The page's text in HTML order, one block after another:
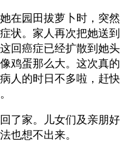
在园田拔萝卜时，突然
状。家人再次把她送到
回癌症已经扩散到她头
鸡蛋那么大。这次真的
人的时日不多啦，赶快
了家。儿女们及亲朋好
也想不出来。